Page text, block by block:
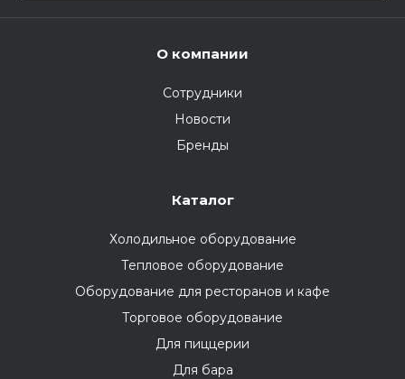
О компании
Сотрудники
Новости
Бренды
Каталог
Холодильное оборудование
Тепловое оборудование
Оборудование для ресторанов и кафе
Торговое оборудование
Для пиццерии
Для бара